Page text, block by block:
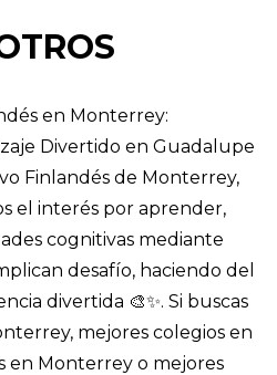
en Monterrey:
Divertido en Guadalupe
Finlandés de Monterrey,
el interés por aprender,
cognitivas mediante
desafío, haciendo del
divertida 🎨✨. Si buscas
mejores colegios en
en Monterrey o mejores